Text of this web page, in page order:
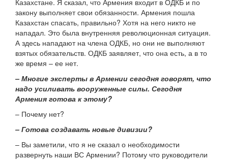
Казахстане. Я сказал, что Армения входит в ОДКБ и по
закону выполняет свои обязанности. Армения пошла
Казахстан спасать, правильно? Хотя на него никто не
нападал. Это была внутренняя революционная ситуация.
А здесь нападают на члена ОДКБ, но они не выполняют
взятых обязательств. ОДКБ заявляет, что она есть, а в то
же время – ее нет.
– Многие эксперты в Армении сегодня говорят, что
надо усиливать вооруженные силы. Сегодня
Армения готова к этому?
– Почему нет?
– Готова создавать новые дивизии?
– Вы заметили, что я не сказал о необходимости
развернуть наши ВС Армении? Потому что руководители